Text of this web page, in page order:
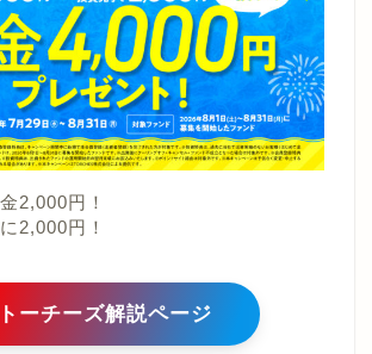
2,000円！
2,000円！
トーチーズ解説ページ